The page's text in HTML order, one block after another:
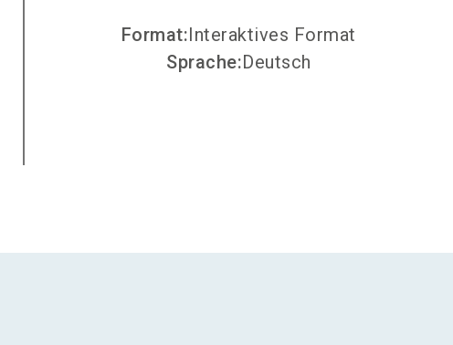
Format:Interaktives Format
Sprache:Deutsch